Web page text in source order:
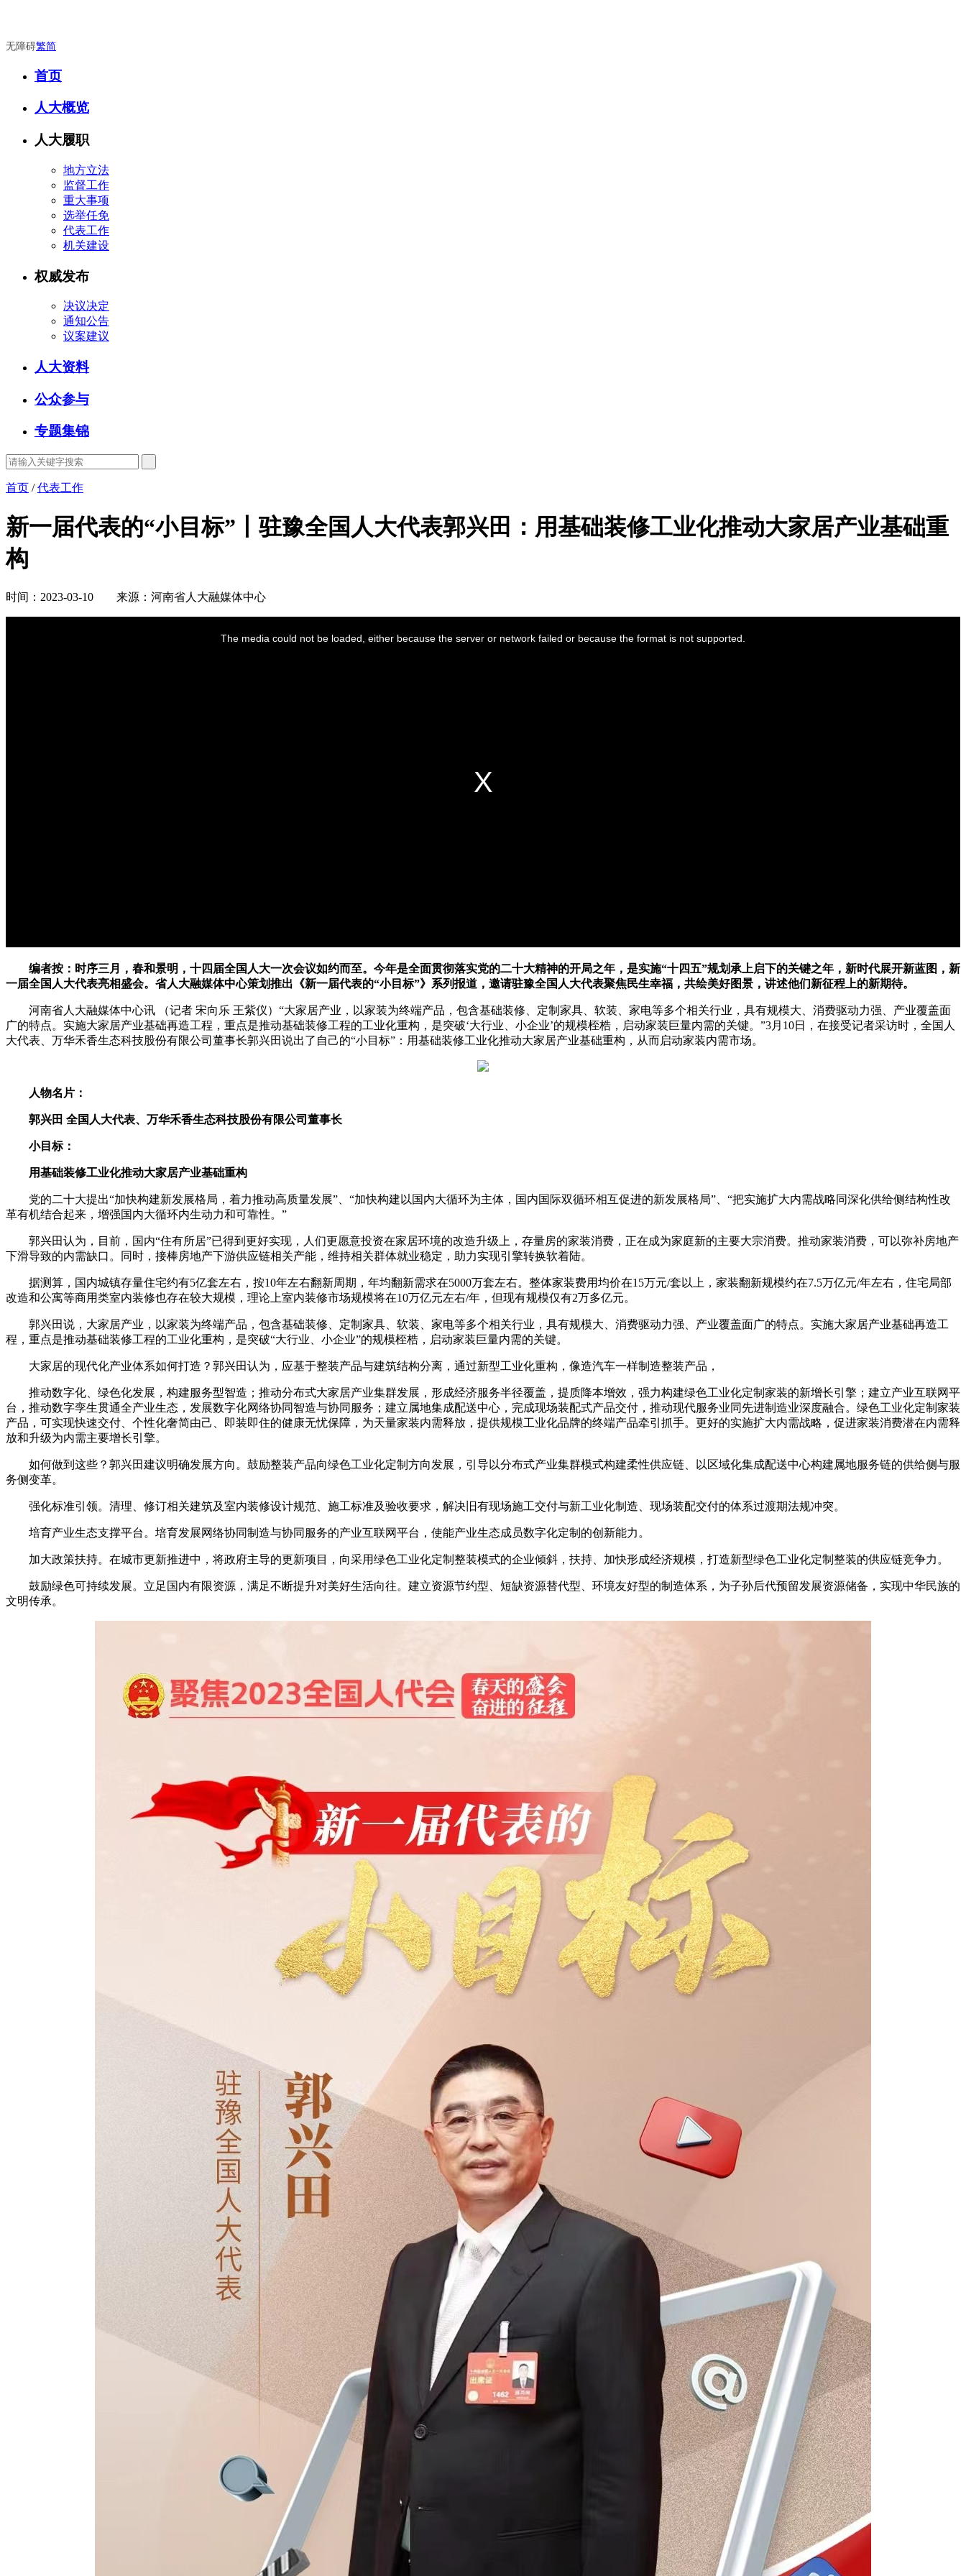
无障碍繁简
首页
人大概览
人大履职
地方立法
监督工作
重大事项
选举任免
代表工作
机关建设
权威发布
决议决定
通知公告
议案建议
人大资料
公众参与
专题集锦
首页 /代表工作
新一届代表的“小目标”丨驻豫全国人大代表郭兴田：用基础装修工业化推动大家居产业基础重
构
时间：2023-03-10 来源：河南省人大融媒体中心
编者按：时序三月，春和景明，十四届全国人大一次会议如约而至。今年是全面贯彻落实党的二十大精神的开局之年，是实施“十四五”规划承上启下的关键之年，新时代展开新蓝图，新
一届全国人大代表亮相盛会。省人大融媒体中心策划推出《新一届代表的“小目标”》系列报道，邀请驻豫全国人大代表聚焦民生幸福，共绘美好图景，讲述他们新征程上的新期待。
河南省人大融媒体中心讯 （记者 宋向乐 王紫仪）“大家居产业，以家装为终端产品，包含基础装修、定制家具、软装、家电等多个相关行业，具有规模大、消费驱动力强、产业覆盖面
广的特点。实施大家居产业基础再造工程，重点是推动基础装修工程的工业化重构，是突破‘大行业、小企业’的规模桎梏，启动家装巨量内需的关键。”3月10日，在接受记者采访时，全国人
大代表、万华禾香生态科技股份有限公司董事长郭兴田说出了自己的“小目标”：用基础装修工业化推动大家居产业基础重构，从而启动家装内需市场。
人物名片：
郭兴田 全国人大代表、万华禾香生态科技股份有限公司董事长
小目标：
用基础装修工业化推动大家居产业基础重构
党的二十大提出“加快构建新发展格局，着力推动高质量发展”、“加快构建以国内大循环为主体，国内国际双循环相互促进的新发展格局”、“把实施扩大内需战略同深化供给侧结构性改
革有机结合起来，增强国内大循环内生动力和可靠性。”
郭兴田认为，目前，国内“住有所居”已得到更好实现，人们更愿意投资在家居环境的改造升级上，存量房的家装消费，正在成为家庭新的主要大宗消费。推动家装消费，可以弥补房地产
下滑导致的内需缺口。同时，接棒房地产下游供应链相关产能，维持相关群体就业稳定，助力实现引擎转换软着陆。
据测算，国内城镇存量住宅约有5亿套左右，按10年左右翻新周期，年均翻新需求在5000万套左右。整体家装费用均价在15万元/套以上，家装翻新规模约在7.5万亿元/年左右，住宅局部
改造和公寓等商用类室内装修也存在较大规模，理论上室内装修市场规模将在10万亿元左右/年，但现有规模仅有2万多亿元。
郭兴田说，大家居产业，以家装为终端产品，包含基础装修、定制家具、软装、家电等多个相关行业，具有规模大、消费驱动力强、产业覆盖面广的特点。实施大家居产业基础再造工
程，重点是推动基础装修工程的工业化重构，是突破“大行业、小企业”的规模桎梏，启动家装巨量内需的关键。
大家居的现代化产业体系如何打造？郭兴田认为，应基于整装产品与建筑结构分离，通过新型工业化重构，像造汽车一样制造整装产品，
推动数字化、绿色化发展，构建服务型智造；推动分布式大家居产业集群发展，形成经济服务半径覆盖，提质降本增效，强力构建绿色工业化定制家装的新增长引擎；建立产业互联网平
台，推动数字孪生贯通全产业生态，发展数字化网络协同智造与协同服务；建立属地集成配送中心，完成现场装配式产品交付，推动现代服务业同先进制造业深度融合。绿色工业化定制家装
产品，可实现快速交付、个性化奢简由己、即装即住的健康无忧保障，为天量家装内需释放，提供规模工业化品牌的终端产品牵引抓手。更好的实施扩大内需战略，促进家装消费潜在内需释
放和升级为内需主要增长引擎。
如何做到这些？郭兴田建议明确发展方向。鼓励整装产品向绿色工业化定制方向发展，引导以分布式产业集群模式构建柔性供应链、以区域化集成配送中心构建属地服务链的供给侧与服
务侧变革。
强化标准引领。清理、修订相关建筑及室内装修设计规范、施工标准及验收要求，解决旧有现场施工交付与新工业化制造、现场装配交付的体系过渡期法规冲突。
培育产业生态支撑平台。培育发展网络协同制造与协同服务的产业互联网平台，使能产业生态成员数字化定制的创新能力。
加大政策扶持。在城市更新推进中，将政府主导的更新项目，向采用绿色工业化定制整装模式的企业倾斜，扶持、加快形成经济规模，打造新型绿色工业化定制整装的供应链竞争力。
鼓励绿色可持续发展。立足国内有限资源，满足不断提升对美好生活向往。建立资源节约型、短缺资源替代型、环境友好型的制造体系，为子孙后代预留发展资源储备，实现中华民族的
文明传承。